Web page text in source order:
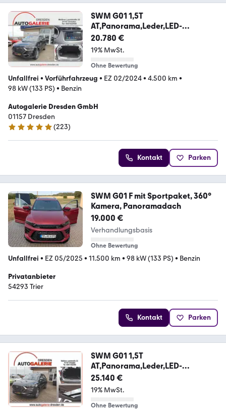
SWM G01 1,5T
AT,Panorama,Leder,LED-
SW,Klima,RFK,PDC,
20.780 €
19% MwSt.
Ohne Bewertung
Unfallfrei • Vorführfahrzeug • EZ 02/2024• 4.500 km •
98 kW (133 PS) • Benzin
Autogalerie Dresden GmbH
01157 Dresden
5 Sterne
(223)
Kontakt Parken
SWM G01 F mit Sportpaket, 360°
Kamera, Panoramadach
19.000 €
Verhandlungsbasis
Ohne Bewertung
Unfallfrei • EZ 05/2025 • 11.500 km • 98 kW (133 PS) • Benzin
Privatanbieter
54293 Trier
Kontakt Parken
SWM G01 1,5T
AT,Panorama,Leder,LED-
SW,Klima,RFK,PDC,
25.140 €
19% MwSt.
Ohne Bewertung